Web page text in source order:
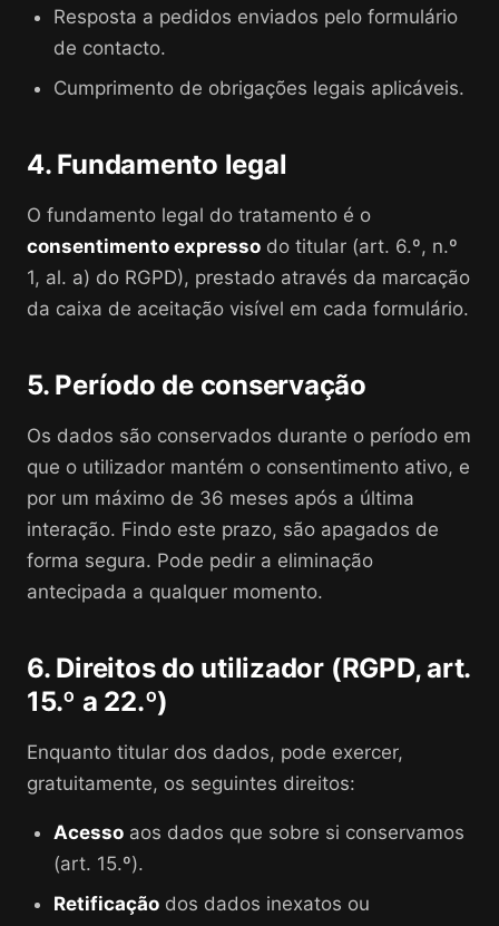
Resposta a pedidos enviados pelo formulário
de contacto.
Cumprimento de obrigações legais aplicáveis.
4. Fundamento legal
O fundamento legal do tratamento é o
consentimento expresso do titular (art. 6.º, n.º
1, al. a) do RGPD), prestado através da marcação
da caixa de aceitação visível em cada formulário.
5. Período de conservação
Os dados são conservados durante o período em
que o utilizador mantém o consentimento ativo, e
por um máximo de 36 meses após a última
interação. Findo este prazo, são apagados de
forma segura. Pode pedir a eliminação
antecipada a qualquer momento.
6. Direitos do utilizador (RGPD, art.
15.º a 22.º)
Enquanto titular dos dados, pode exercer,
gratuitamente, os seguintes direitos:
Acesso aos dados que sobre si conservamos
(art. 15.º).
Retificação dos dados inexatos ou